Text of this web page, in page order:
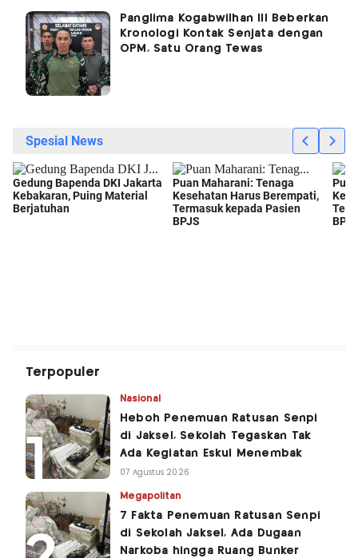
Panglima Kogabwilhan III Beberkan
Kronologi Kontak Senjata dengan
OPM, Satu Orang Tewas
Terpopuler
Nasional
Heboh Penemuan Ratusan Senpi
di Jaksel, Sekolah Tegaskan Tak
Ada Kegiatan Eskul Menembak
07 Agustus 2026
Megapolitan
7 Fakta Penemuan Ratusan Senpi
di Sekolah Jaksel, Ada Dugaan
Narkoba hingga Ruang Bunker